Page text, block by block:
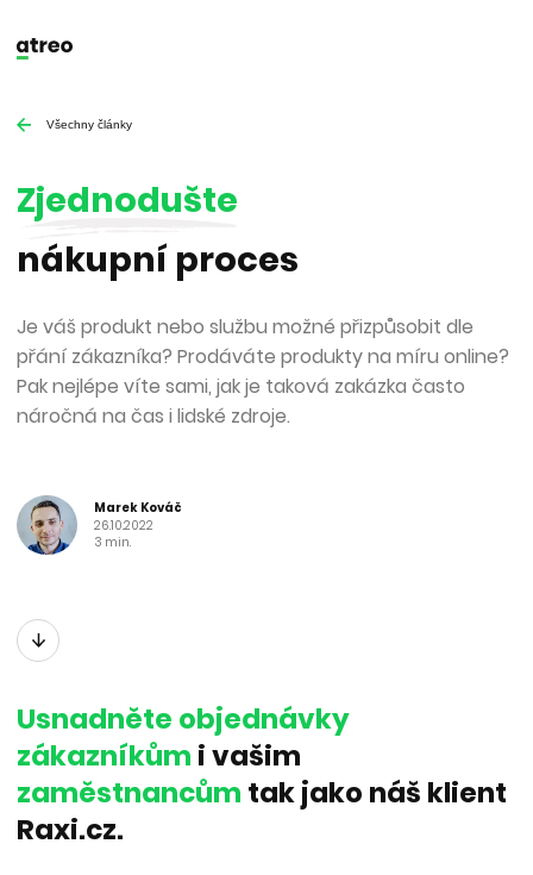
Všechny články
Zjednodušte
nákupní proces
Je váš produkt nebo službu možné přizpůsobit dle
přání zákazníka? Prodáváte produkty na míru online?
Pak nejlépe víte sami, jak je taková zakázka často
náročná na čas i lidské zdroje.
Marek Kováč
26.10.2022
3 min.
Usnadněte objednávky
zákazníkům i vašim
zaměstnancům tak jako náš klient
Raxi.cz.